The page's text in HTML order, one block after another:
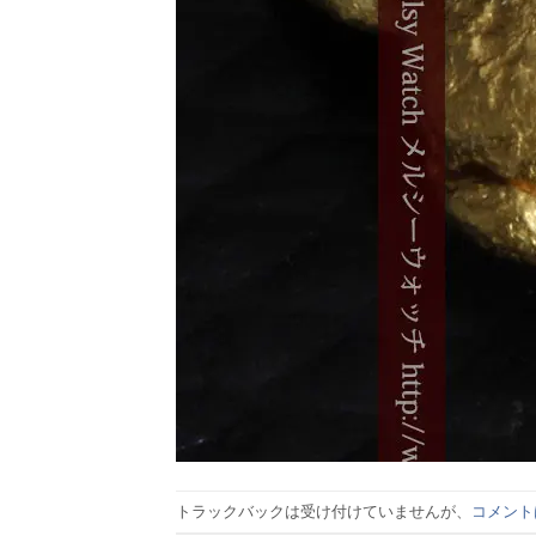
トラックバックは受け付けていませんが、 コメン